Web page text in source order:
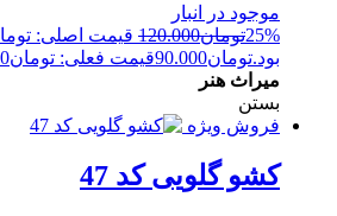
موجود در انبار
25%تومان120.000
بود.تومان90.000قیمت فعلی: تومان90.000.
میراث هنر
بستن
فروش ویژه
کشو گلویی کد 47